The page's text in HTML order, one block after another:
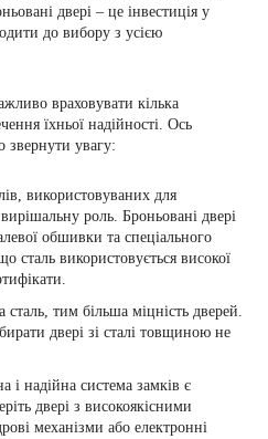
двері – це інвестиція у
до вибору з усією
враховувати кілька
їхньої надійності. Ось
звернути увагу:
використовуваних для
роль. Броньовані двері
обшивки та спеціального
сталь використовується високої
тим більша міцність дверей.
двері зі сталі товщиною не
і надійна система замків є
двері з високоякісними
механізми або електронні